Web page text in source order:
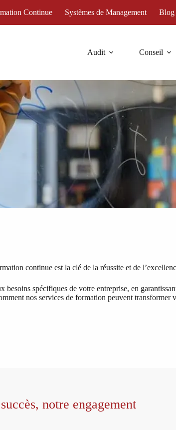
Continue Systèmes de Management Blog
Audit Conseil
continue est la clé de la réussite et de
spécifiques de votre entreprise, en
nos services de formation peuvent transformer
notre engagement